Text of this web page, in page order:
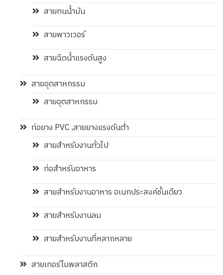
สายทนน้ำมัน
สายพาวเวอร์
สายฉีดน้ำแรงดันสูง
สายอุตสาหกรรม
สายอุตสาหกรรม
ท่อยาง PVC ,สายยางแรงดันต่ำ
สายสำหรับงานทั่วไป
ท่อสำหรับอาหาร
สายสำหรับงานอาหาร อเนกประสงค์ชั้นเดียว
สายสำหรับงานลม
สายสำหรับงานที่หลากหลาย
สายเทอร์โมพลาสติก